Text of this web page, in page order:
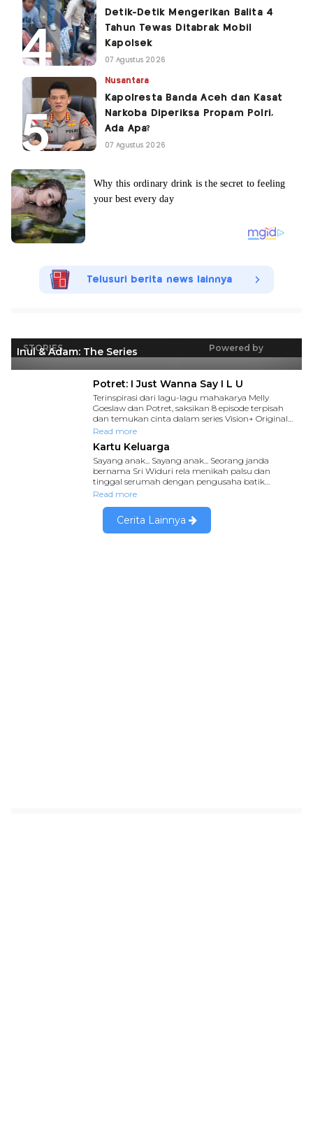
Detik-Detik Mengerikan Balita 4
Tahun Tewas Ditabrak Mobil
Kapolsek
07 Agustus 2026
Nusantara
Kapolresta Banda Aceh dan Kasat
Narkoba Diperiksa Propam Polri,
Ada Apa?
07 Agustus 2026
Telusuri berita news lainnya